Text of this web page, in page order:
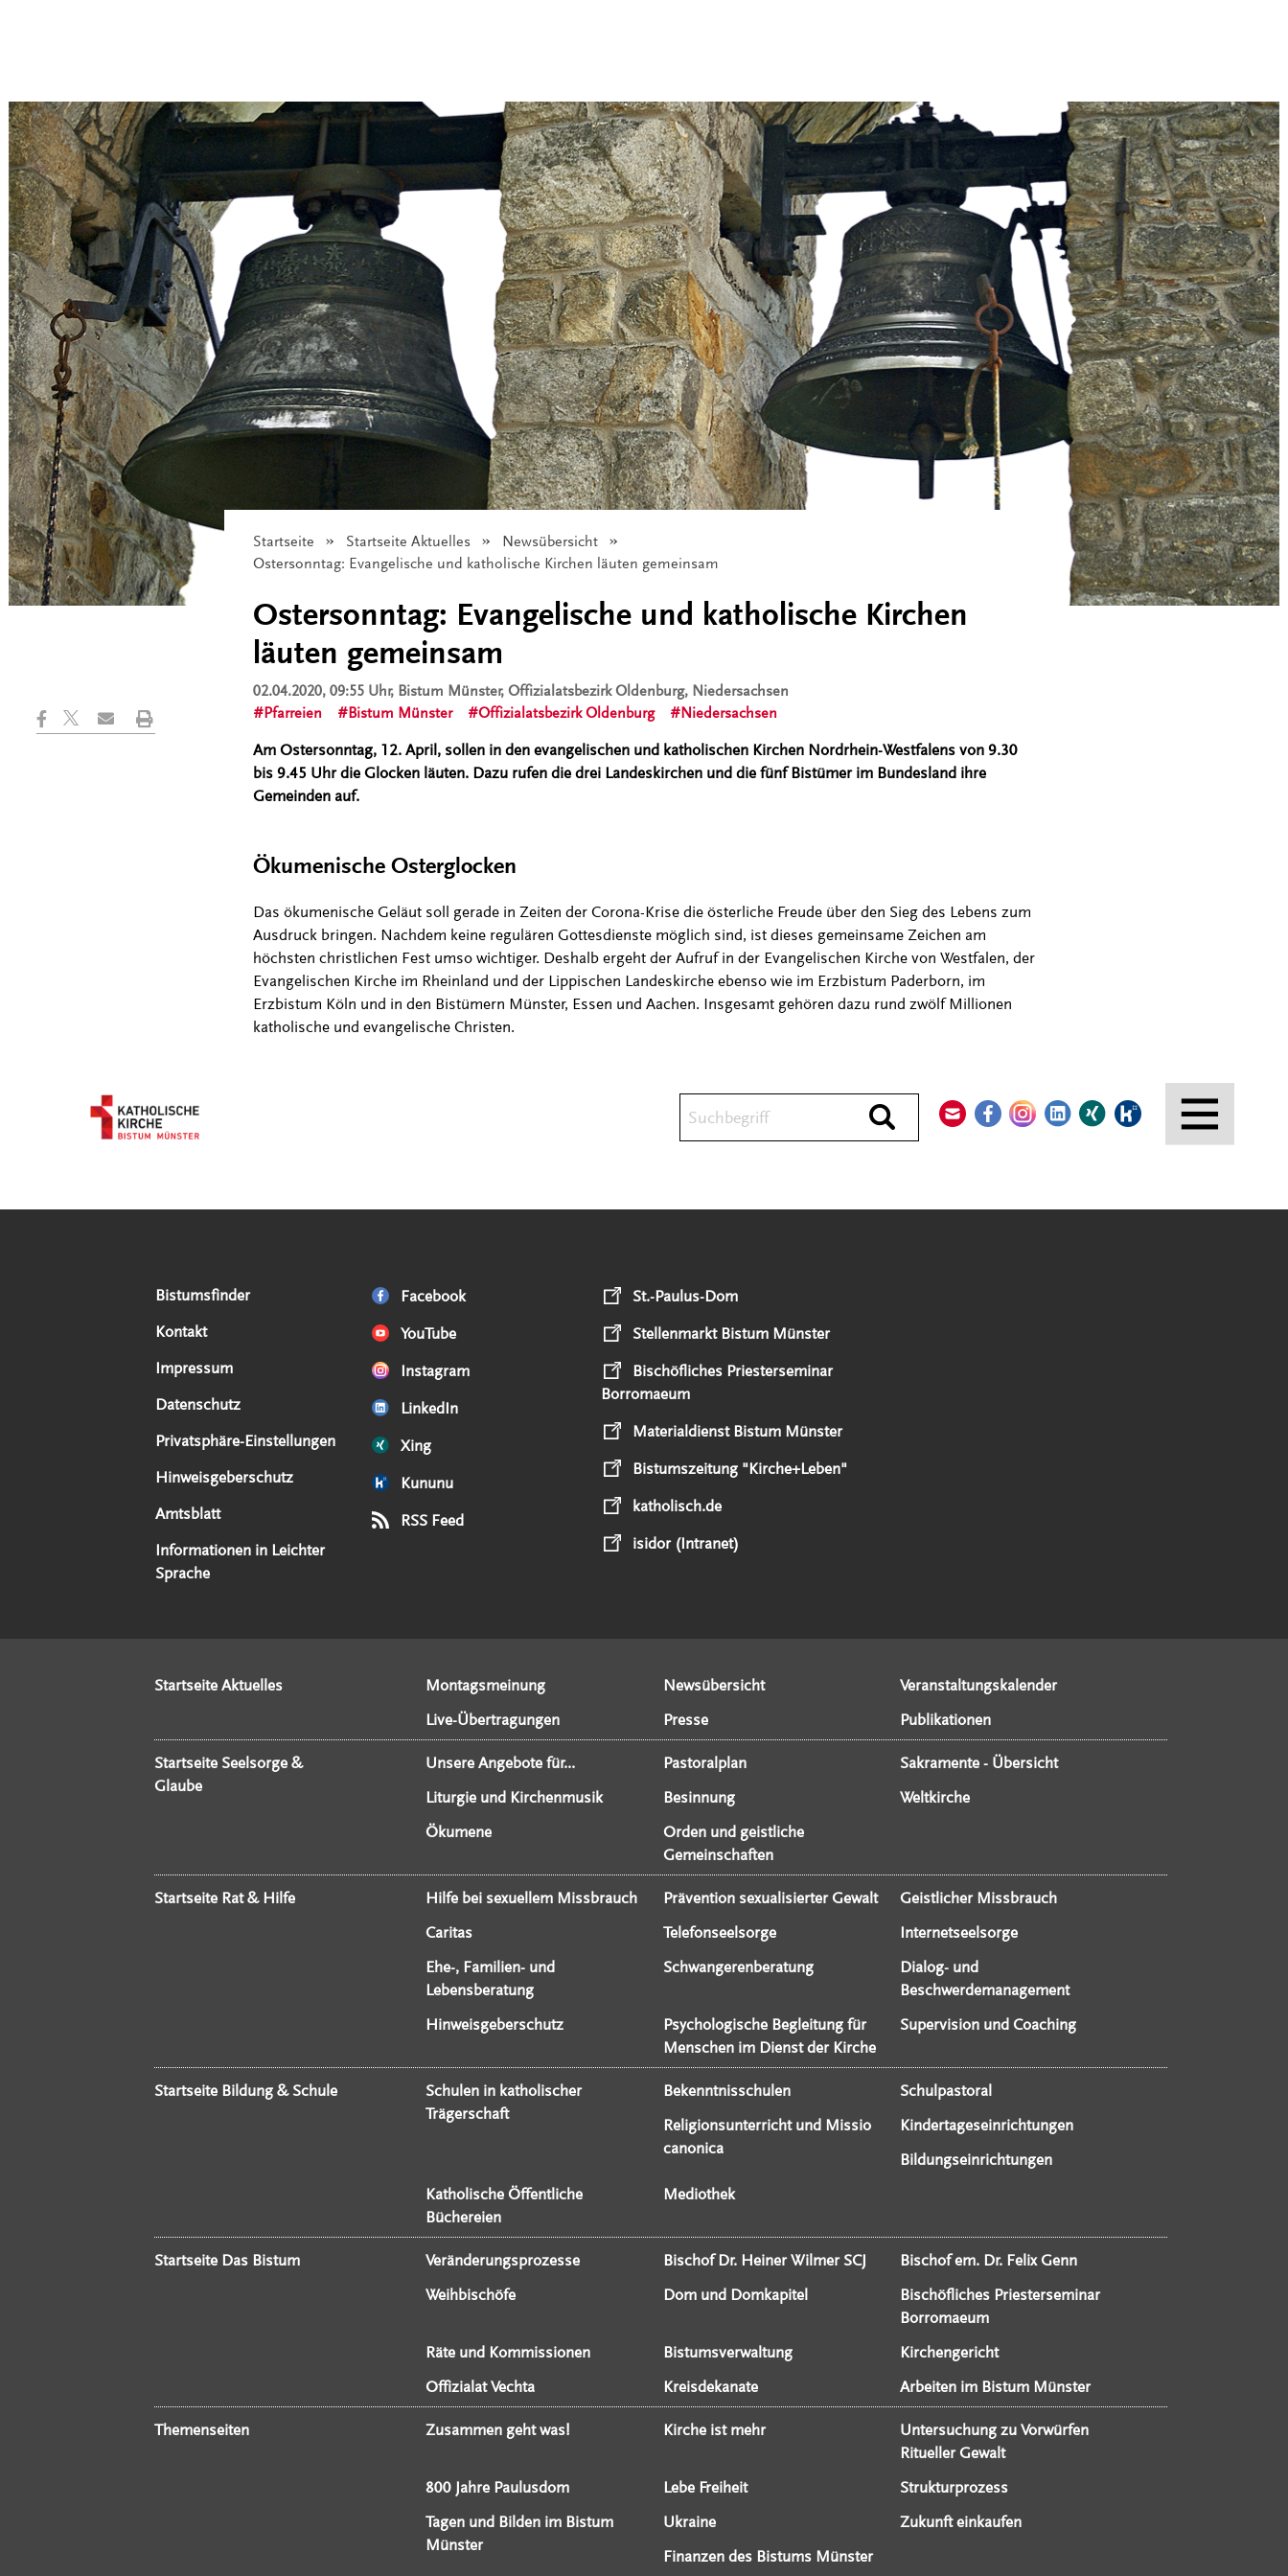
Durchsuchen
Startseite Startseite Aktuelles
Newsübersicht
Angezeigt:
Ostersonntag: Evangelische und katholische Kirchen läuten gemeinsam
Ostersonntag: Evangelische und katholische Kirchen
läuten gemeinsam
02.04.2020, 09:55 Uhr, Bistum Münster, Offizialatsbezirk Oldenburg, Niedersachsen
Pfarreien
Bistum Münster Offizialatsbezirk Oldenburg Niedersachsen
Am Ostersonntag, 12. April, sollen in den evangelischen und katholischen Kirchen Nordrhein-Westfalens von 9.30
bis 9.45 Uhr die Glocken läuten. Dazu rufen die drei Landeskirchen und die fünf Bistümer im Bundesland ihre
Gemeinden auf.
Ökumenische Osterglocken
Das ökumenische Geläut soll gerade in Zeiten der Corona-Krise die österliche Freude über den Sieg des Lebens zum
Ausdruck bringen. Nachdem keine regulären Gottesdienste möglich sind, ist dieses gemeinsame Zeichen am
höchsten christlichen Fest umso wichtiger. Deshalb ergeht der Aufruf in der Evangelischen Kirche von Westfalen, der
Evangelischen Kirche im Rheinland und der Lippischen Landeskirche ebenso wie im Erzbistum Paderborn, im
Erzbistum Köln und in den Bistümern Münster, Essen und Aachen. Insgesamt gehören dazu rund zwölf Millionen
katholische und evangelische Christen.
Serviceangebote
Bistumsfinder
Kontakt
Impressum
Datenschutz
Privatsphäre-Einstellungen
Hinweisgeberschutz
Amtsblatt
Informationen in Leichter
Sprache
Social Media Angebote Facebook
YouTube
Instagram
LinkedIn
Xing
Kununu
RSS Feed
Externe Links St.-Paulus-Dom
Stellenmarkt Bistum Münster
Bischöfliches Priesterseminar
Borromaeum
Materialdienst Bistum Münster
Bistumszeitung "Kirche+Leben"
katholisch.de
isidor (Intranet)
Startseite Aktuelles Montagsmeinung Newsübersicht
Veranstaltungskalender
Live-Übertragungen
Presse Publikationen
Startseite Seelsorge &
Glaube
Unsere Angebote für... Pastoralplan
Sakramente - Übersicht
Liturgie und Kirchenmusik
Besinnung
Weltkirche
Ökumene
Orden und geistliche
Gemeinschaften
Startseite Rat & Hilfe Hilfe bei sexuellem Missbrauch Prävention sexualisierter Gewalt
Geistlicher Missbrauch
Caritas
Telefonseelsorge
Internetseelsorge
Ehe-, Familien- und
Lebensberatung
Schwangerenberatung
Dialog- und
Beschwerdemanagement
Hinweisgeberschutz
Psychologische Begleitung für
Menschen im Dienst der Kirche
Supervision und Coaching
Startseite Bildung & Schule
Schulen in katholischer
Trägerschaft
Bekenntnisschulen
Schulpastoral
Religionsunterricht und Missio
canonica
Kindertageseinrichtungen
Bildungseinrichtungen
Katholische Öffentliche
Büchereien
Mediothek
Startseite Das Bistum Veränderungsprozesse Bischof Dr. Heiner Wilmer SCJ
Bischof em. Dr. Felix Genn
Weihbischöfe
Dom und Domkapitel
Bischöfliches Priesterseminar
Borromaeum
Räte und Kommissionen
Bistumsverwaltung
Kirchengericht
Offizialat Vechta
Kreisdekanate Arbeiten im Bistum Münster
Themenseiten Zusammen geht was! Kirche ist mehr
Untersuchung zu Vorwürfen
Ritueller Gewalt
800 Jahre Paulusdom
Lebe Freiheit
Strukturprozess
Tagen und Bilden im Bistum
Münster
Ukraine
Zukunft einkaufen
Finanzen des Bistums Münster